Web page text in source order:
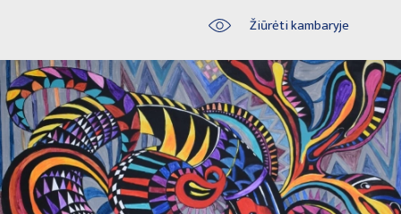
Modernūs paveikslai
Paveikslai ant drobės
Paveikslai ant popieriaus
Liaudies skulptūros
Parodos 2025
Žiūrėti kambaryje